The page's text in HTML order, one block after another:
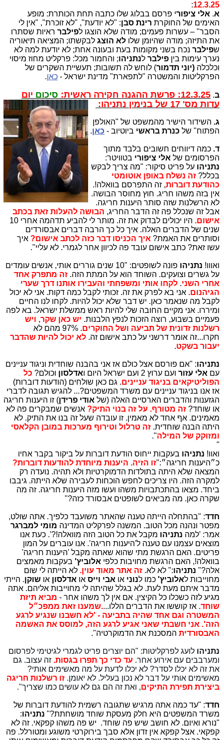
12.3.25
:
א. אלי ציפורי פרסם בבלוג שלו כתבה תחת הכותרת: מופע
האימים של החוקרת רינת סבן: "לא יודעת", "לא זוכרת", "אין לי
הסבר" – עשרות פעמים; מודה שלא הוצגו לפילבר ראיות שסתרו
את התיזה; מודה שהיומן שלו לא הוצג לבקשתו; המציאה תיאוריה
שפילבר נכח בשני מקומות בעת ובעונה אחת; לא יודעת למה לא
נערך עימות בין פילבר לנתניהו; והחמור מכל: פרקליט מחוז מיסוי
וכלכלה (יוני תדמור) לוחש לה תשובות; תעשיית השקרים של
הפרקליטות והמשטרה "לתפארת" מדינת ישראל - כאן.
ב. 12.3.25: פרשת ההגנה חקירה ראשית: סיכום יום
עדות מס' 17 של בנימין נתניהו:
ג. השידור הישיר מהמשפט של "האולפן
הפתוח" של כנרת בראשי ביוטיוב - כאן.
ד. כמה דיווחים חשובים בלבד מתוך
הפרסומים של אלי ציפורי בטוויטר:
נתניהו על פריט סיקור: "מה צריך לבקש
בכלל? זה נשלח באופן אוטומטי
כהודעת דוברות, זה התפרסם בוואלה!.
אין בזה משהו חריג. חוץ מחוסר הבושה.
לא הרשלנות שזה סותר היענות חריגה.
אבל זה שנכלל פה זה הדבר החריג, הבושה להעלות זאת בכתב
אישום.
היו יכולים לבדוק את זה. מותר לי להביע תדהמה אחרי 10
שנים של הדברים האלה. איך כל כך הרבה דברים אבסורדים
וסותרים את האמת? איך הכניסו דבר כזה לכתב אישום? איך
עשו זאת? כתב אישום עובד פה לכיוון אחר לגמרי. לא עליי".
ואווו! נתניהו
פונה לשופטים: "10 שנים גוררים אותי, אנשים עומדים
על גשרים וצועקים. השוחד הוא על המתת הזה. זה מתפרק אחד
אחרי השני. לקחו אותי ומשפחתי והעבירו אותנו דרך שערי
הגיהנום. אני בא לפרק את זה. זכותי לקבל כמה דקות. אני לא יכול
לקבל מה שנאמר כאן. יש דבר שלא יכול להיות. לקחו לנו החיים
ומיררו. אני מקיים החובה שלי להיות ראש ממשלת ישראל. בא לפה
פעמיים בשבוע, רוצה הזכות לנפץ הלבנות. יש כאן שקר, ויש
רשלנות זדונית של תביעה ושל החוקרים
. 97% מהם לא
חקרו...זה אומר דרשני על כתב אישום זה. לא יכול להיות שהדבר
יעבור בשקט.
נתניהו: "אם פורסם אצל כולם אז אני בהבנה שוחדית וניגוד עניינים
עם אלי עזור ועם ערוץ 2 ועם ישראל היום ו אדלסון וכולם? כל
הפוליטיקאים בניגוד עניינים. גם כאן שולחים (הודעות דוברות)
אז אנו בניגוד עניינים עם משרד המשפטים?... להגיש תגובה לדברי
הגזענות והדברים הארסיים האלה (של אודי פרידן) זו היענות חריגה
או שוחד? זה מטורף. על זה בנוי התיק? אנשים שמבקרים פה לא
מאמינים. אף אחד לא מאמין. זו עובדה שעל זה בנו את התיק. לא
היתה הבנה שוחדית. זה טרלול וטירוף מערכות במובן הקלאסי
ומזוקק של המילה".
"
ואוו! נתניהו בעקבות ייחוס הודעת דוברות על ביקור בקבר אחיו
כ״היענות חריגה״:"זו הזיה. היענות מיוחדת להודעות דוברות?
המצאה שלא היתה בתולדות הדמוקרטיות ולא תהיה. נועדה רק
למקרה הזה. היו צריכים לחפש הוכחות לעבירה שלא הייתה. גיבבו
ביחד. מצאו בהתכתבויות משהו ועשו מזה היענות חריגה. זה מה
שקרה כאן. מה מביאים לשופטים אבסורד כזה?"
חדד: "בהתחלה הייתה טענה שהאתר משועבד כלפיך. אתה שולט,
מפטר ונהנה מכל הטוב. המשנה לפרקליט המדינה מומי למברגר
אמר: 'למה נתניהו מקבל את כל הטוב הזה מוואלה!?'. כעת אנו
מוצאים עצמנו עם טענה ל'היענות חריגה'. אנו עוברים על המון
פריטים. האם הרגשת מתי שהוא שאתה מקבל 'היענות חריגה'
בוואלה!, האם הרגשת מחויבות כלפי אלוביץ' בעקבות מאמצים
אלה?" נתניהו:" לא לא. זה אתר מאוד עוין. לא הייתה לי שום
מחוייבות לאלוביץ' כמו לנוני או אבי וייס או אדלסון או שוקן. הייתי
מדבר איתם מעת לעת. לא בגלל שהיתה לי מחוייבות אליהם. אתה
מגיע לזה כשכלו כל הקיצין. אם אין לך משהו אחר - מביא תיזת
שוחד. אז קוששו את הדברים הללו....שמענו זאת ממפכ״ל
המשטרה וגם אחד שהיה בתביעה - 'לא חשבנו שנגיע לרגע
הזה'. אני חשבתי שאני אגיע לרגע הזה, למוסס את האשמה
האבסורדית המסכנת את הדמוקרטיה".
נתניהו לועג לפרקליטות: "הם יוצרים פריט לגמרי לגיטימי לפרסום
ומערבבים עם אירוע אחר. עד כדי כך תפרו בגסות. זה עצוב. גם
את זה לא יכלו לסדר? לא יכלו לדעת על מה מאשימים אותי?
מאשימים אותי על דבר לא נכון בעליל. לא יאומן. זו רשלנות חריגה
ביצירת תפירת התיקים, ואת זה הם גם לא עושים כמו שצריך".
חדד: "עד כמה אתה מרגיש שתגובה רשמית להודעת דוברות של
משרד המשפטים היא חלק מעסקת שוחד מושחתת?" נתניהו:
"נורא ואיום. לא חושב שיש פה שוחד. יש פה משהו קפקאי. זה לא
קפקאי. אצל קפקא אין זדון אלא סבך בירוקרטי משוגע ומטורלל. פה